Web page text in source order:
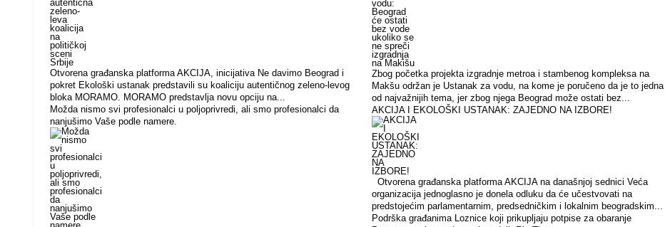
Otvorena građanska platforma AKCIJA, inicijativa Ne davimo Beograd i
pokret Ekološki ustanak predstavili su koaliciju autentičnog zeleno-levog
bloka MORAMO. MORAMO predstavlja novu opciju na...
Možda nismo svi profesionalci u poljoprivredi, ali smo profesionalci da
nanjušimo Vaše podle namere.
Zbog početka projekta izgradnje metroa i stambenog kompleksa na
Makšu održan je Ustanak za vodu, na kome je poručeno da je to jedna
od najvažnijih tema, jer zbog njega Beograd može ostati bez...
AKCIJA I EKOLOŠKI USTANAK: ZAJEDNO NA IZBORE!
Otvorena građanska platforma AKCIJA na današnjoj sednici Veća
organizacija jednoglasno je donela odluku da će učestvovati na
predstojećim parlamentarnim, predsedničkim i lokalnim beogradskim...
Podrška građanima Loznice koji prikupljaju potpise za obaranje